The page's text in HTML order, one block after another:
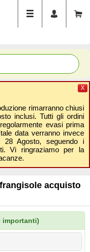
rimarranno chiusi
inclusi. Tutti gli ordini
evasi prima
data verranno invece
Agosto, seguendo i
Vi ringraziamo per la
X
acquisto
importanti)